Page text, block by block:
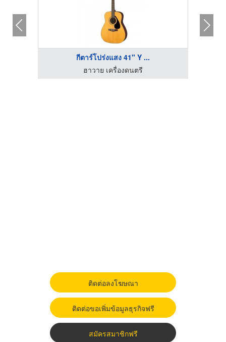
กีตาร์โปร่งแสง 41" Y ...
ฮาวาย เครื่องดนตรี
ติดต่อลงโฆษณา
ติดต่อขอเพิ่มข้อมูลธุรกิจฟรี
สมัครสมาชิกฟรี